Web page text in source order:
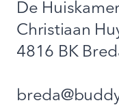
De
Christiaan
4816 BK